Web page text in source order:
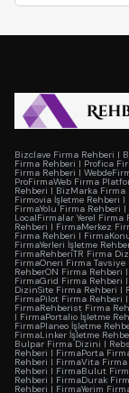
Bizclave Firma Rehberi |
Firma Rehberi | Profica
Firma Rehberi |
ProFirmaWeb Firma
Rehberi | BizMarka Firma
Firmovia İşletme Rehberi |
FirmaYolu Firma Rehberi |
LocalFirmalar Yerel Firma
Rehberi | FirmaMerkez
Firma Rehberi |
FirmaYerleri İşletme
FirmaRehberiTR Firma
FirmaOneri Firma Tavsiye
RehberON Firma Rehberi |
FirmaGrid Firma Rehberi |
DizinSite Firma Rehberi |
FirmaPilot Firma Rehberi |
FirmaRehberist Firma
| FirmaPortalio İşletme
FirmaPlaneo İşletme
FirmaLinker İşletme
Bulpar Firma Dizini |
Rehberi | FirmaPorta
Rehberi | FirmaVita
Rehberi | FirmaBulut
Rehberi | FirmaDurak
Rehberi | FirmaYerim